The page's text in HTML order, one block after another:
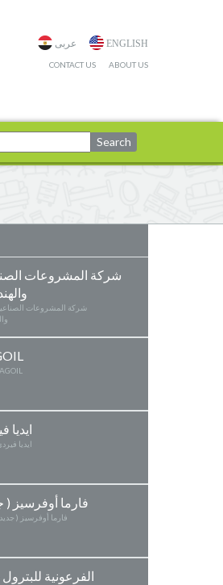
ENGLISH عربى
ABOUT US
CONTACT US
شركة المشروعات
شركة المشروعات
ايديا
ايديا
فارما أوفرسيز (
فارما أوفرسيز (
الفرعونية